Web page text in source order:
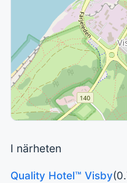
I närheten
Quality Hotel™ Visby